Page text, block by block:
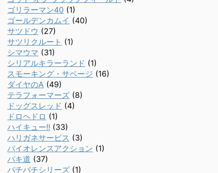
ゴリラーマン40 (1)
ゴールデンカムイ (40)
サツドウ (27)
サツリクルート (1)
シマウマ (31)
シリアルキラーランド (1)
スモーキング・サベージ (16)
ダイヤのA (49)
テラフォーマーズ (8)
ドッグスレッド (4)
ドロヘドロ (1)
ハイキュー!! (33)
ハリガネサービス (3)
バイオレンスアクション (1)
バキ道 (37)
バチバチシリーズ (1)